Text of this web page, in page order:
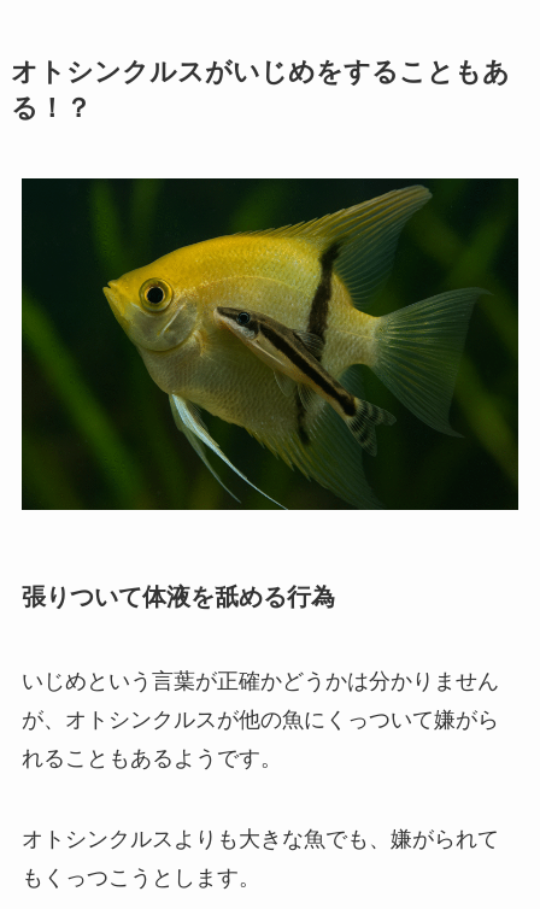
オトシンクルスがいじめをすることもあ
る！？
張りついて体液を舐める行為
いじめという言葉が正確かどうかは分かりません
が、オトシンクルスが他の魚にくっついて嫌がら
れることもあるようです。
オトシンクルスよりも大きな魚でも、嫌がられて
もくっつこうとします。